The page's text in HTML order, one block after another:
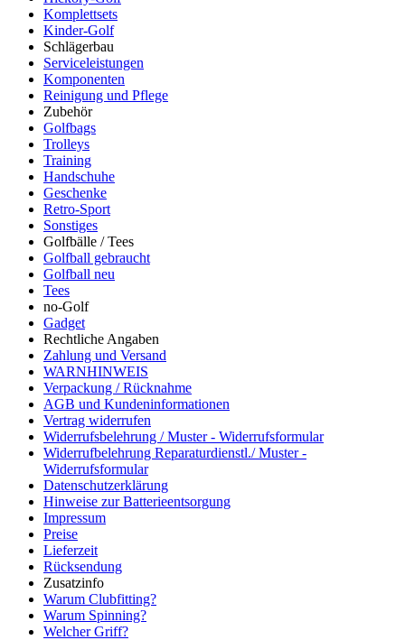
Komplettsets
Kinder-Golf
Schlägerbau
Serviceleistungen
Komponenten
Reinigung und Pflege
Zubehör
Golfbags
Trolleys
Training
Handschuhe
Geschenke
Retro-Sport
Sonstiges
Golfbälle / Tees
Golfball gebraucht
Golfball neu
Tees
no-Golf
Gadget
Rechtliche Angaben
Zahlung und Versand
WARNHINWEIS
Verpackung / Rücknahme
AGB und Kundeninformationen
Vertrag widerrufen
Widerrufsbelehrung / Muster - Widerrufsformular
Widerrufbelehrung Reparaturdienstl./ Muster -
Widerrufsformular
Datenschutzerklärung
Hinweise zur Batterieentsorgung
Impressum
Preise
Lieferzeit
Rücksendung
Zusatzinfo
Warum Clubfitting?
Warum Spinning?
Welcher Griff?